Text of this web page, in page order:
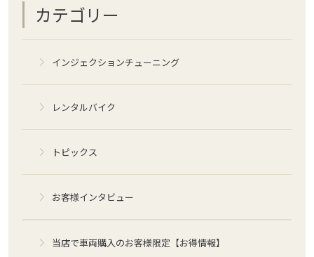
カテゴリー
インジェクションチューニング
レンタルバイク
トピックス
お客様インタビュー
当店で車両購入のお客様限定【お得情報】